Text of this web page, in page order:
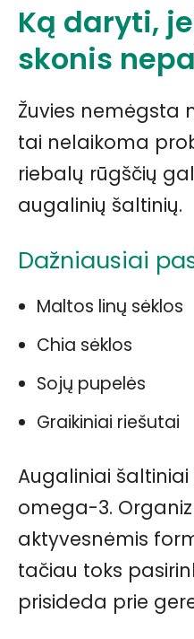
Ką daryti,
skonis
Žuvies nemėgsta
tai nelaikoma
riebalų rūgščių
augalinių šaltinių.
Dažniausiai
Maltos linų sėklos
Chia sėklos
Sojų pupelės
Graikiniai riešutai
Augaliniai šaltiniai
omega-3.
aktyvesnėmis
tačiau toks
prisideda prie